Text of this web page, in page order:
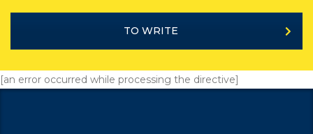
TO WRITE
[an error occurred while processing the directive]